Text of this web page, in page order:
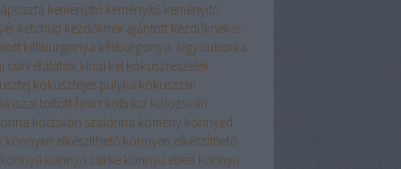
keményÍtő keményítő keményitő
ketchup kezdőknek ajánlott kezdőknek is
kifliburgonya kifliburgonya. kigyóuborka
csirkefalatok kinai kel kókuszreszelék
kókusztejes pulyka kókuszzsír
töltött fasirt kolbász kolozsvári
kolzsvári szalonna kömény könnyed
könnyen elkészíthető könnyen elkészíthető
könnyű könnyű csirke könnyű ebéd könnyű